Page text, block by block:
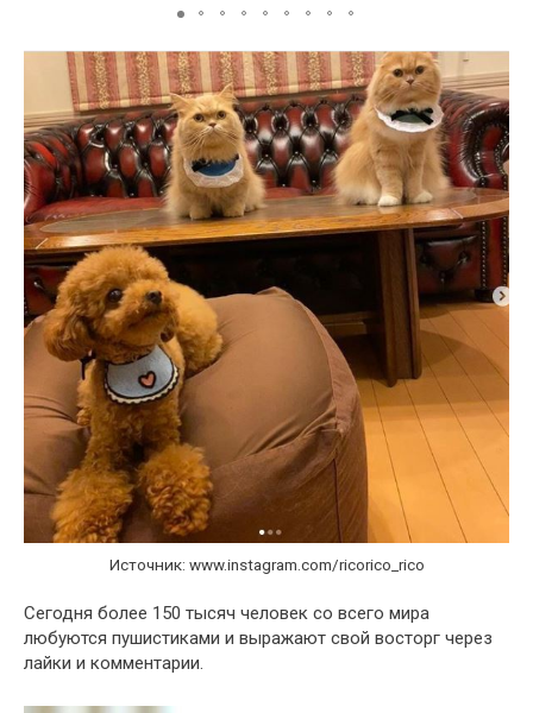
Источник: www.instagram.com/ricorico_rico
Сегодня более 150 тысяч человек со всего мира
любуются пушистиками и выражают свой восторг через
лайки и комментарии.